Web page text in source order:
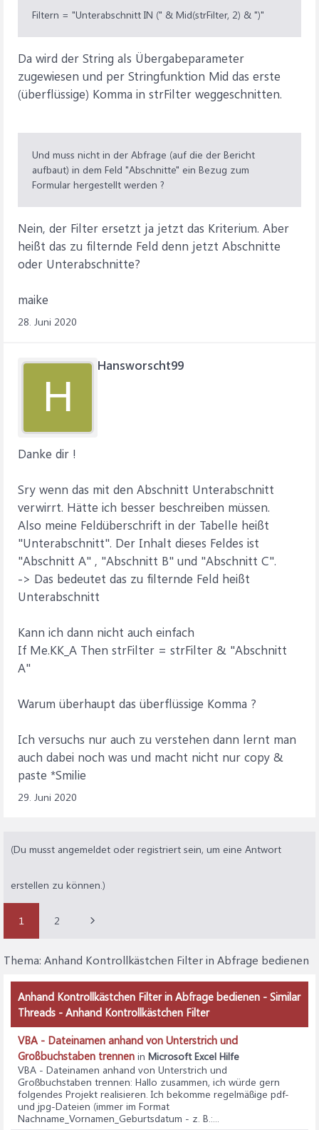
Filtern = "Unterabschnitt IN (" & Mid(strFilter, 2) & ")"
Da wird der String als Übergabeparameter
zugewiesen und per Stringfunktion Mid das erste
(überflüssige) Komma in strFilter weggeschnitten.
Und muss nicht in der Abfrage (auf die der Bericht
aufbaut) in dem Feld "Abschnitte" ein Bezug zum
Formular hergestellt werden ?
Nein, der Filter ersetzt ja jetzt das Kriterium. Aber
heißt das zu filternde Feld denn jetzt Abschnitte
oder Unterabschnitte?
maike
28. Juni 2020
H
Hansworscht99
Danke dir !
Sry wenn das mit den Abschnitt Unterabschnitt
verwirrt. Hätte ich besser beschreiben müssen.
Also meine Feldüberschrift in der Tabelle heißt
"Unterabschnitt". Der Inhalt dieses Feldes ist
"Abschnitt A" , "Abschnitt B" und "Abschnitt C".
-> Das bedeutet das zu filternde Feld heißt
Unterabschnitt
Kann ich dann nicht auch einfach
If Me.KK_A Then strFilter = strFilter & "Abschnitt
A"
Warum überhaupt das überflüssige Komma ?
Ich versuchs nur auch zu verstehen dann lernt man
auch dabei noch was und macht nicht nur copy &
paste *Smilie
29. Juni 2020
(Du musst angemeldet oder registriert sein, um eine Antwort
erstellen zu können.)
1 2
Thema: Anhand Kontrollkästchen Filter in Abfrage bedienen
Anhand Kontrollkästchen Filter in Abfrage bedienen - Similar
Threads - Anhand Kontrollkästchen Filter
VBA - Dateinamen anhand von Unterstrich und
Großbuchstaben trennen in Microsoft Excel Hilfe
VBA - Dateinamen anhand von Unterstrich und
Großbuchstaben trennen: Hallo zusammen, ich würde gern
folgendes Projekt realisieren. Ich bekomme regelmäßige pdf-
und jpg-Dateien (immer im Format
Nachname_Vornamen_Geburtsdatum - z. B.:...